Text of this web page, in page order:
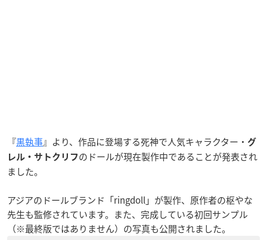
『黒執事』より、作品に登場する死神で人気キャラクター・ グ
レル・サトクリフのドールが現在製作中であることが発表され
ました。
アジアのドールブランド「ringdoll」が製作、原作者の枢やな
先生も監修されています。また、完成している初回サンプル
（※最終版ではありません）の写真も公開されました。